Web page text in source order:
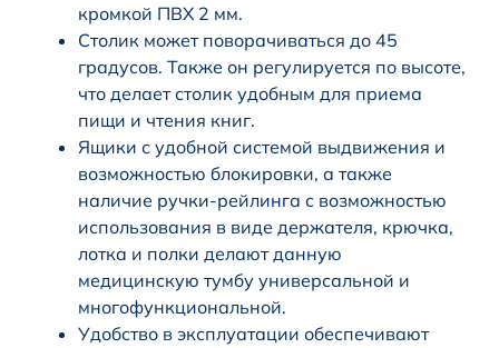
кромкой ПВХ 2 мм.
Столик может поворачиваться до 45
градусов. Также он регулируется по высоте,
что делает столик удобным для приема
пищи и чтения книг.
Ящики с удобной системой выдвижения и
возможностью блокировки, а также
наличие ручки-рейлинга с возможностью
использования в виде держателя, крючка,
лотка и полки делают данную
медицинскую тумбу универсальной и
многофункциональной.
Удобство в эксплуатации обеспечивают